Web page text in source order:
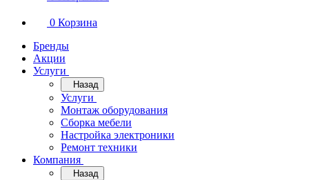
0 Корзина
Бренды
Акции
Услуги
Назад
Услуги
Монтаж оборудования
Сборка мебели
Настройка электроники
Ремонт техники
Компания
Назад